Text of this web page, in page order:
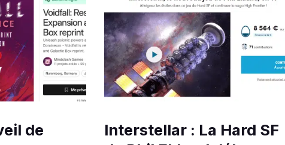
de
Interstellar : La Hard SF